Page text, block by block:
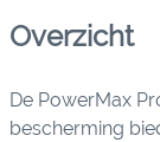
Overzicht
De PowerMax
bescherming